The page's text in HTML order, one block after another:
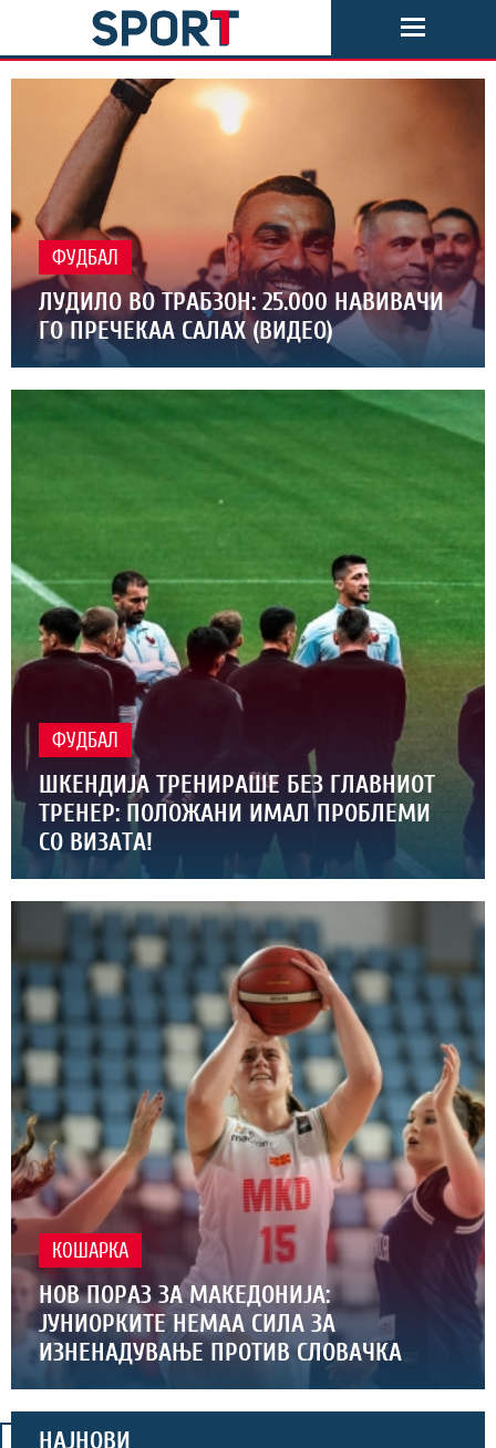
ФУДБАЛ
ЛУДИЛО ВО ТРАБЗОН: 25.000 НАВИВАЧИ
ГО ПРЕЧЕКАА САЛАХ (ВИДЕО)
ФУДБАЛ
ШКЕНДИЈА ТРЕНИРАШЕ БЕЗ ГЛАВНИОТ
ТРЕНЕР: ПОЛОЖАНИ ИМАЛ ПРОБЛЕМИ
СО ВИЗАТА!
КОШАРКА
НОВ ПОРАЗ ЗА МАКЕДОНИЈА:
ЈУНИОРКИТЕ НЕМАА СИЛА ЗА
ИЗНЕНАДУВАЊЕ ПРОТИВ СЛОВАЧКА
НАЈНОВИ